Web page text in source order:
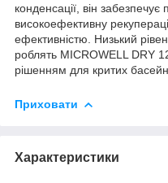
конденсації, він забезпечує
високоефективну
ефективністю. Низький
роблять MICROWELL DRY
рішенням для критих
Приховати
Характеристики